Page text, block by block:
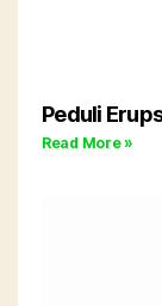
Peduli
Read More »